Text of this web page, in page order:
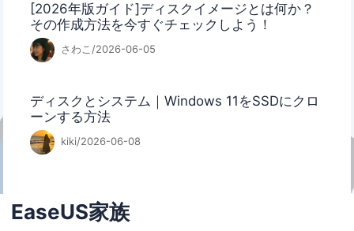
[2026年版ガイド]ディスクイメージとは何か？
その作成方法を今すぐチェックしよう！
さわこ/2026-06-05
ディスクとシステム｜Windows 11をSSDにクロ
ーンする方法
kiki/2026-06-08
EaseUS家族